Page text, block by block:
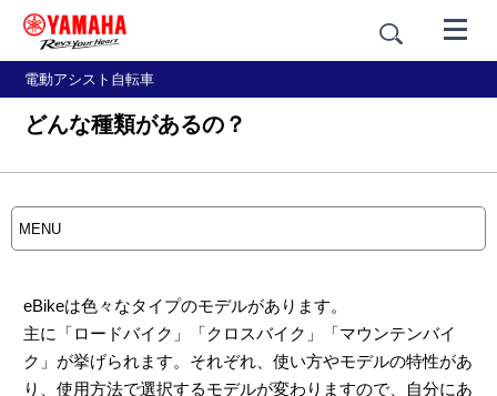
電動アシスト自転車
どんな種類があるの？
MENU
教えて！eBike
「はじめてのYPJ」
eBikeの
基礎知識
eBikeは色々なタイプのモデルがあります。
主に「ロードバイク」「クロスバイク」「マウンテンバイ
ク」が挙げられます。それぞれ、使い方やモデルの特性があ
り、使用方法で選択するモデルが変わりますので、自分にあ